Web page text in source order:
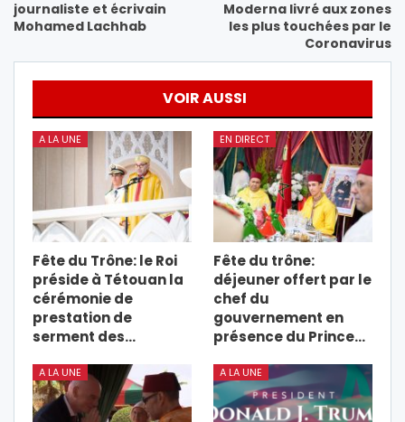
journaliste et écrivain
Mohamed Lachhab
Moderna livré aux zones
les plus touchées par le
Coronavirus
VOIR AUSSI
A LA UNE
Fête du Trône: le Roi
préside à Tétouan la
cérémonie de
prestation de
serment des…
EN DIRECT
Fête du trône:
déjeuner offert par le
chef du
gouvernement en
présence du Prince…
A LA UNE A LA UNE